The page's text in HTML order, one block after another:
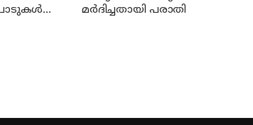
മര്‍ദിച്ചതായി പരാതി